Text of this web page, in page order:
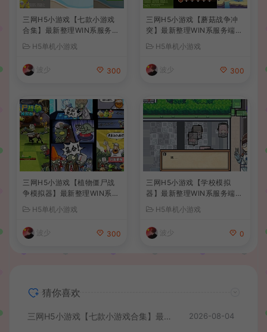
三网H5小游戏【七款小游戏
合集】最新整理WIN系服务端
+Linux手工服务端+详细搭建
教程
H5单机小游戏
波少 300
三网H5小游戏【蘑菇战争冲
突】最新整理WIN系服务端+
Linux手工服务端+详细搭建
教程
H5单机小游戏
波少 300
三网H5小游戏【植物僵尸战
争模拟器】最新整理WIN系服
务端+Linux手工服务端+详细
搭建教程
H5单机小游戏
波少 300
三网H5小游戏【学校模拟
器】最新整理WIN系服务端+
Linux手工服务端+详细搭建
教程
H5单机小游戏
波少 0
猜你喜欢
三网H5小游戏【七款小游戏合集】最新整理WIN系服务端+Linux手工服务端+详细搭建教程 2026-08-04